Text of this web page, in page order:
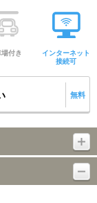
付き
インターネット
接続可
無料